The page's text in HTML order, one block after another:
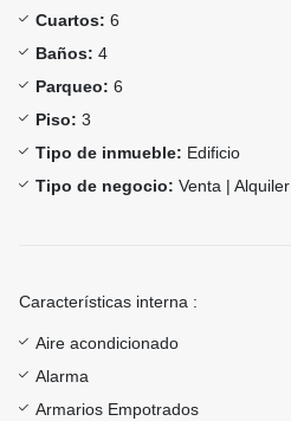
Cuartos: 6
Baños: 4
Parqueo: 6
Piso: 3
Tipo de inmueble: Edificio
Tipo de negocio: Venta | Alquiler
Características interna :
Aire acondicionado
Alarma
Armarios Empotrados